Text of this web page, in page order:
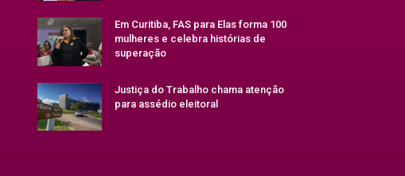
Em Curitiba, FAS para Elas forma 100
mulheres e celebra histórias de
superação
Justiça do Trabalho chama atenção
para assédio eleitoral